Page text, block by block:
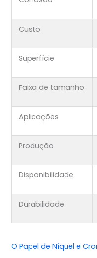
Custo
Superfície
Faixa de tamanho
Aplicações
Produção
Disponibilidade
Durabilidade
O Papel de Níquel e